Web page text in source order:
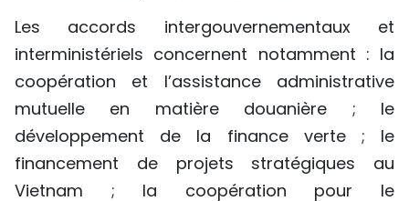
ENGLISH
РУССКИЙ
ESPAÑOL
Les accords intergouvernementaux et
interministériels concernent notamment : la
coopération et l’assistance administrative
mutuelle en matière douanière ; le
développement de la finance verte ; le
financement de projets stratégiques au
Vietnam ; la coopération pour le